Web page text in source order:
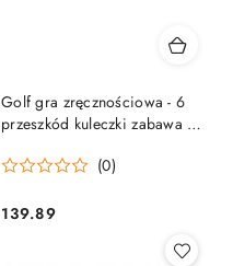
Golf gra zręcznościowa - 6
przeszkód kuleczki zabawa 6-
(0)
Cena:
139.89